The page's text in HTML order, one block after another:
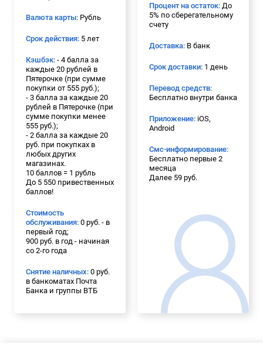
Валюта карты: Рубль
Срок действия: 5 лет
Кэшбэк: - 4 балла за
каждые 20 рублей в
Пятерочке (при сумме
покупки от 555 руб.);
- 3 балла за каждые 20
рублей в Пятерочке (при
сумме покупки менее
555 руб.);
- 2 балла за каждые 20
руб. при покупках в
любых других
магазинах.
10 баллов = 1 рубль
До 5 550 привественных
баллов!
Стоимость
обслуживания: 0 руб. - в
первый год;
900 руб. в год - начиная
со 2-го года
Снятие наличных: 0 руб.
в банкоматах Почта
Банка и группы ВТБ
Процент на остаток: До
5% по сберегательному
счету
Доставка: В банк
Срок доставки: 1 день
Перевод средств:
Бесплатно внутри банка
Приложение: iOS,
Android
Смс-информирование:
Бесплатно первые 2
месяца
Далее 59 руб.